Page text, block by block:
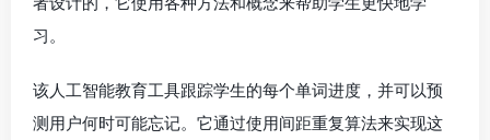
习。
该人工智能教育工具跟踪学生的每个单词进度，并可以预
测用户何时可能忘记。它通过使用间距重复算法来实现这